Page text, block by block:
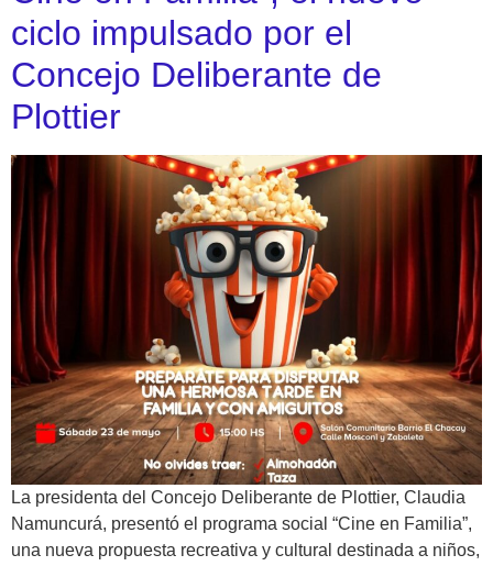
ciclo impulsado por el
Concejo Deliberante de
Plottier
La presidenta del Concejo Deliberante de Plottier, Claudia
Namuncurá, presentó el programa social “Cine en Familia”,
una nueva propuesta recreativa y cultural destinada a niños,